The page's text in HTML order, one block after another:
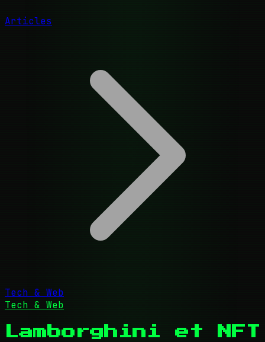
Articles
Tech & Web
Tech & Web
Lamborghini et NFT